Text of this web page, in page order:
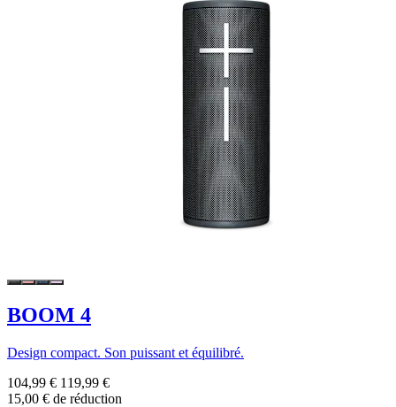
BOOM 4
Design compact. Son puissant et équilibré.
104,99 € 119,99 €
15,00 € de réduction